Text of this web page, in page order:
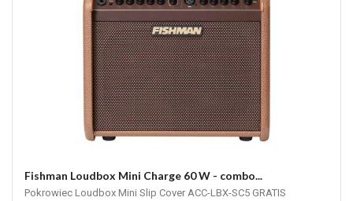
Fishman Loudbox Mini Charge 60 W - combo...
Pokrowiec Loudbox Mini Slip Cover ACC-LBX-SC5 GRATIS